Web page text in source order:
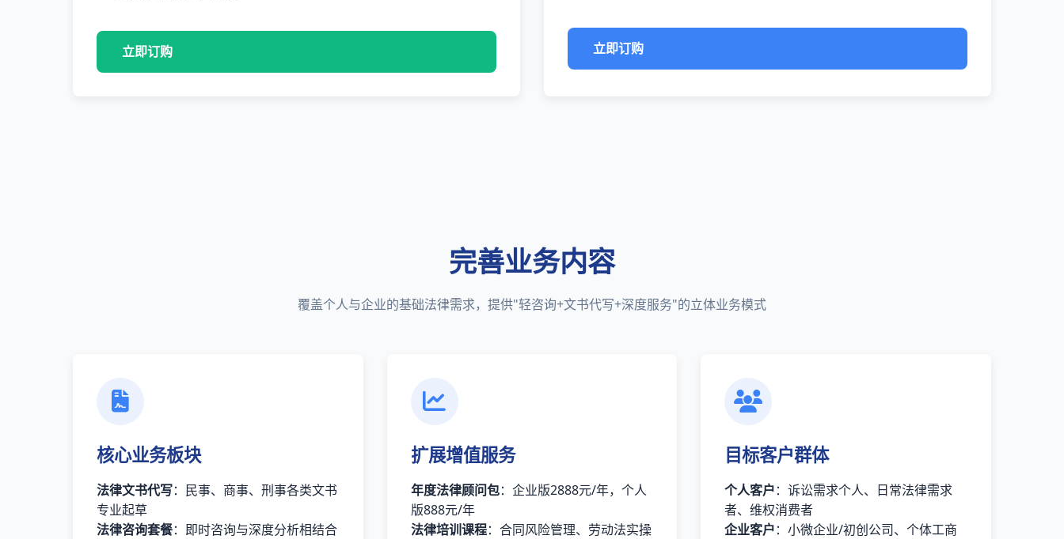
立即订购 立即订购
完善业务内容
覆盖个人与企业的基础法律需求，提供"轻咨询+文书代写+深度服务"的立体业务模式
核心业务板块
法律文书代写：民事、商事、刑事各类文书
专业起草
法律咨询套餐：即时咨询与深度分析相结合
扩展增值服务
年度法律顾问包：企业版2888元/年，个人
版888元/年
法律培训课程：合同风险管理、劳动法实操
目标客户群体
个人客户：诉讼需求个人、日常法律需求
者、维权消费者
企业客户：小微企业/初创公司、个体工商